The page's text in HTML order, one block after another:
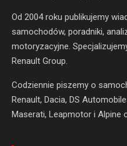
Od 2004 roku publikujemy
samochodów, poradniki,
motoryzacyjne.
Renault Group.
Codziennie piszemy o
Renault, Dacia, DS
Maserati, Leapmotor i Alpine